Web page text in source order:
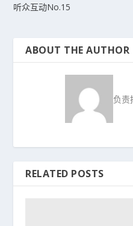
听众互动No.15
ABOUT THE AUTHOR
负责
RELATED POSTS